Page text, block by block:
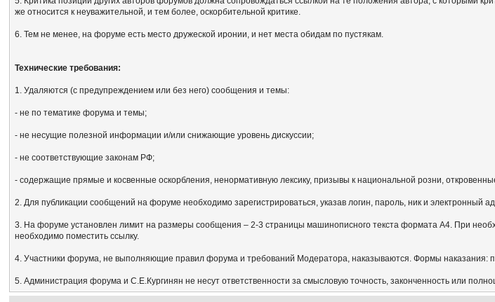
же относится к неуважительной, и тем более, оскорбительной критике.
6. Тем не менее, на форуме есть место дружеской иронии, и нет места обидам по пустякам.
Технические требования:
1. Удаляются (с предупреждением или без него) сообщения и темы:
- не по тематике форума и темы;
- не несущие полезной информации и/или снижающие уровень дискуссии;
- не соответствующие законам РФ;
- содержащие прямые и косвенные оскорбления, ненормативную лексику, призывы к национальной розни,
2. Для публикации сообщений на форуме необходимо зарегистрироваться, указав логин, пароль, ник и электронный
3. На форуме установлен лимит на размеры сообщения – 2-3 страницы машинописного текста формата А4. При
необходимо поместить ссылку.
4. Участники форума, не выполняющие правил форума и требований Модератора, наказываются. Формы наказания:
5. Администрация форума и С.Е.Кургинян не несут ответственности за смысловую точность, законченность или